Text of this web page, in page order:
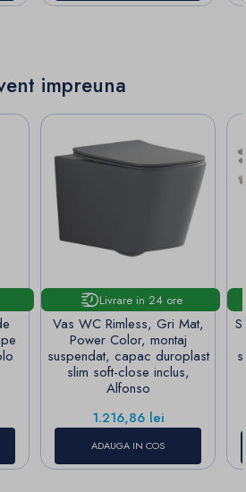
impreuna
Livrare in 24 ore
Vas WC Rimless, Gri Mat,
Power Color, montaj
suspendat, capac duroplast
slim soft-close inclus,
Alfonso
Pret
1.216,86 lei
ADAUGA IN COS